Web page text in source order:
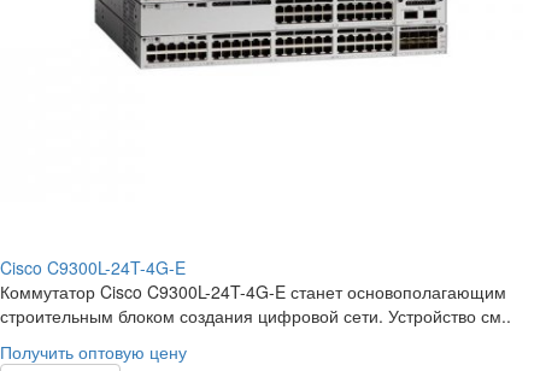
Cisco C9300L-24T-4G-E
Коммутатор Cisco C9300L-24T-4G-E станет основополагающим
строительным блоком создания цифровой сети. Устройство см..
Получить оптовую цену